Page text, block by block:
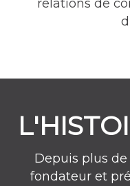
relations de
Depuis plus
fondateur et